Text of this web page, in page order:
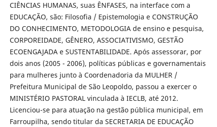
CIÊNCIAS HUMANAS, suas ÊNFASES, na interface com a
EDUCAÇÃO, são: Filosofia / Epistemologia e CONSTRUÇÃO
DO CONHECIMENTO, METODOLOGIA de ensino e pesquisa,
CORPOREIDADE, GÊNERO, ASSOCIATIVISMO, GESTÃO
ECOENGAJADA e SUSTENTABILIDADE. Após assessorar, por
dois anos (2005 - 2006), políticas públicas e governamentais
para mulheres junto à Coordenadoria da MULHER /
Prefeitura Municipal de São Leopoldo, passou a exercer o
MINISTÉRIO PASTORAL vinculada à IECLB, até 2012.
Licenciou-se para atuação na gestão pública municipal, em
Farroupilha, sendo titular da SECRETARIA DE EDUCAÇÃO